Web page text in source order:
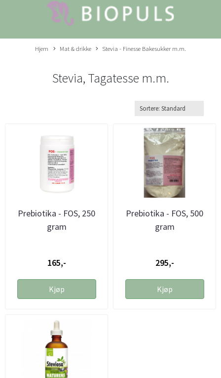
Hjem Mat & drikke Stevia - Finesse Bakesukker m.m.
Stevia, Tagatesse m.m.
Prebiotika - FOS, 250
gram
165,-
Kjøp
Prebiotika - FOS, 500
gram
295,-
Kjøp